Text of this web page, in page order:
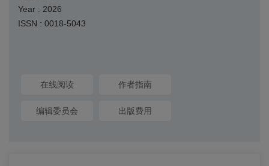
Year : 2026
ISSN : 0018-5043
在线阅读 作者指南
编辑委员会 出版费用